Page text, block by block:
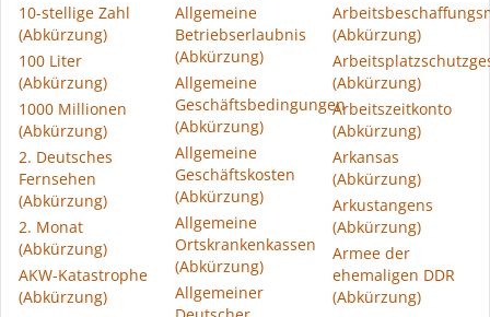
10-stellige Zahl
(Abkürzung)
100 Liter
(Abkürzung)
1000 Millionen
(Abkürzung)
2. Deutsches
Fernsehen
(Abkürzung)
2. Monat
(Abkürzung)
AKW-Katastrophe
(Abkürzung)
Allgemeine
Betriebserlaubnis
(Abkürzung)
Allgemeine
Geschäftsbedingungen
(Abkürzung)
Allgemeine
Geschäftskosten
(Abkürzung)
Allgemeine
Ortskrankenkassen
(Abkürzung)
Allgemeiner
(Abkürzung)
(Abkürzung)
Arbeitszeitkonto
(Abkürzung)
Arkansas
(Abkürzung)
Arkustangens
(Abkürzung)
Armee der
ehemaligen DDR
(Abkürzung)